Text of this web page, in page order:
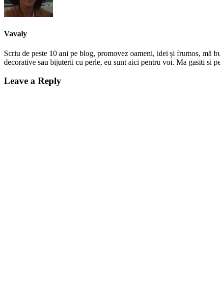
Vavaly
Scriu de peste 10 ani pe blog, promovez oameni, idei și frumos, mă
decorative sau bijuterii cu perle, eu sunt aici pentru voi. Ma gasiti si
Leave a Reply